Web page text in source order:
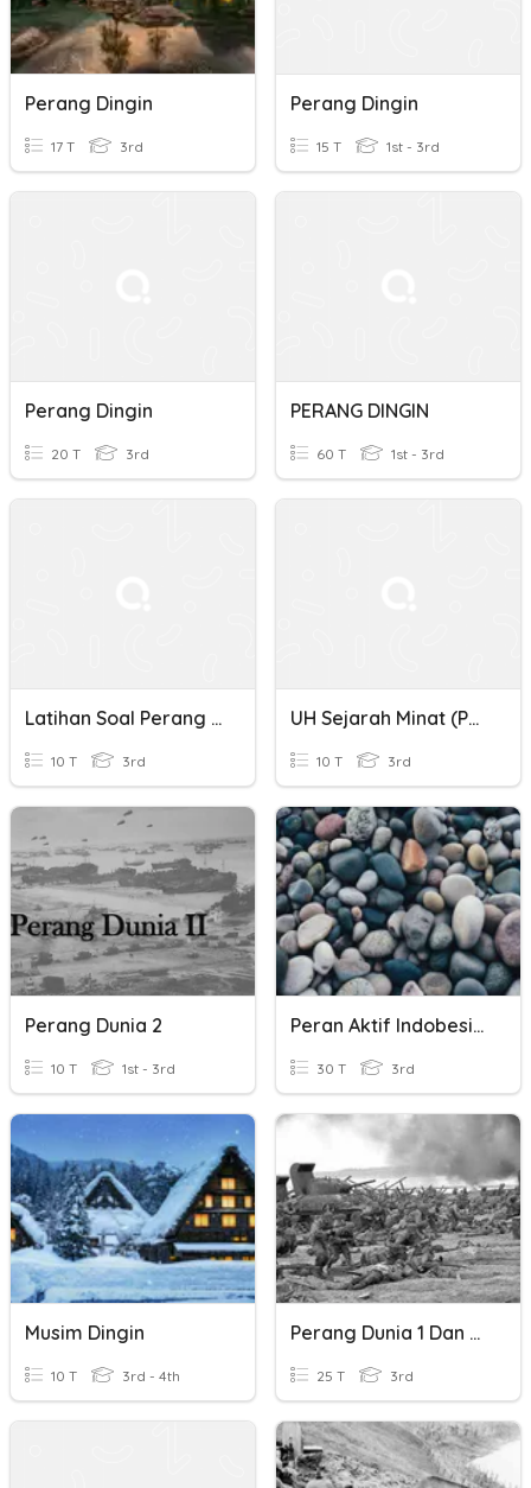
Perang Dingin
17 T 3rd
Perang Dingin
15 T 1st - 3rd
Perang Dingin
20 T 3rd
PERANG DINGIN
60 T 1st - 3rd
Latihan Soal Perang Dingin
10 T 3rd
UH Sejarah Minat (perang Dingin)
10 T 3rd
Perang Dunia 2
10 T 1st - 3rd
Peran Aktif Indobesia Masa Perang Dingin
30 T 3rd
Musim Dingin
10 T 3rd - 4th
Perang Dunia 1 Dan Perang Dunia 2
25 T 3rd